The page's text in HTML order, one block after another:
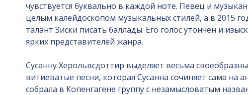
чувствуется буквально в каждой ноте. Певец и
целым калейдоскопом музыкальных стилей, а в 2015
талант Зиски писать баллады. Его голос утончён и
ярких представителей жанра.
Сусанну Херольвсдоттир выделяет весьма
витиеватые песни, которая Сусанна сочиняет сама
собрала в Копенгагене группу с незамысловатым